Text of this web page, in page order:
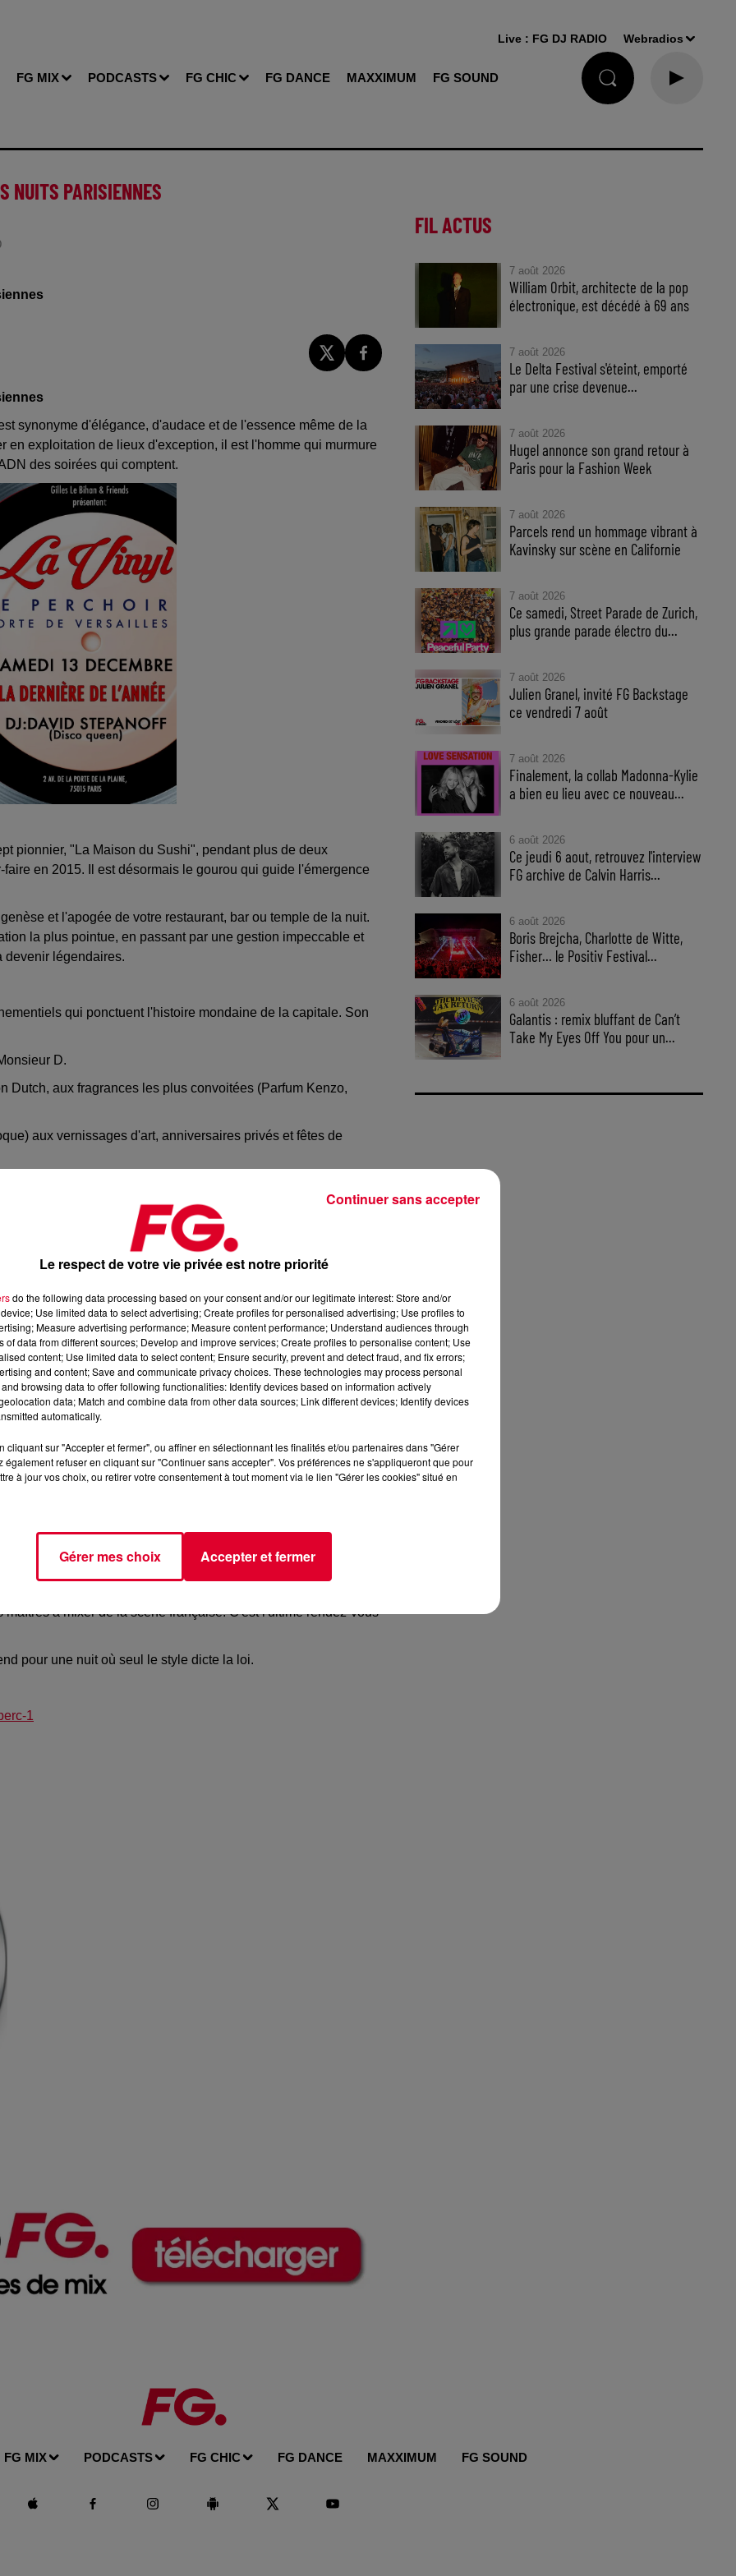
FG MIX PODCASTS FG CHIC FG DANCE MAXXIMUM FG SOUND
Live : FG DJ RADIO Webradios
NUITS PARISIENNES
synonyme d'élégance, d'audace et de l'essence même de la
exploitation de lieux d'exception, il est l'homme qui murmure
des soirées qui comptent.
pionnier, "La Maison du Sushi", pendant plus de deux
en 2015. Il est désormais le gourou qui guide l'émergence
et l'apogée de votre restaurant, bar ou temple de la nuit.
la plus pointue, en passant par une gestion impeccable et
devenir légendaires.
qui ponctuent l'histoire mondaine de la capitale. Son
D.
Dutch, aux fragrances les plus convoitées (Parfum Kenzo,
aux vernissages d'art, anniversaires privés et fêtes de
artistique des mythiques Bains Douches et du Niel
et a conceptualisé l'irrésistible Loulou Bar.
en 2015, deviendrait le ciment des restaurants festifs
parisien des 40 ans et plus chaque mercredi ou jeudi.
les lieux les plus tendance : Les Bains, Monsieur Bleu,
et les adresses éphémères les plus courues comme le Mona
d'esprit, le pouls battant de la nuit parisienne sophistiquée.
des concepts qui deviennent des références dans la
Il est l'homme qui, sollicité par un client pour créer une soirée
il continue d'officier dans les plus grands lieux, leur
Il est, sans conteste, le curateur des plus belles nuits de Paris.
soirée en compagnie de celui qui est bien plus qu'un DJ :
2025 : la dernière édition VINYL de l'année. Une symphonie
à mixer de la scène française. C'est l'ultime rendez-vous
pour une nuit où seul le style dicte la loi.
1
FIL ACTUS
7 août 2026
William Orbit, architecte de la pop
électronique, est décédé à 69 ans
7 août 2026
Le Delta Festival s'éteint, emporté
par une crise devenue...
7 août 2026
Hugel annonce son grand retour à
Paris pour la Fashion Week
7 août 2026
Parcels rend un hommage vibrant à
Kavinsky sur scène en Californie
7 août 2026
Ce samedi, Street Parade de Zurich,
plus grande parade électro du...
7 août 2026
Julien Granel, invité FG Backstage
ce vendredi 7 août
7 août 2026
Finalement, la collab Madonna-Kylie
a bien eu lieu avec ce nouveau...
6 août 2026
Ce jeudi 6 aout, retrouvez l'interview
FG archive de Calvin Harris...
6 août 2026
Boris Brejcha, Charlotte de Witte,
Fisher… le Positiv Festival...
6 août 2026
Galantis : remix bluffant de Can’t
Take My Eyes Off You pour un...
FG MIX PODCASTS FG CHIC FG DANCE MAXXIMUM FG SOUND
Le respect de votre vie privée est notre priorité
do the following data processing based on your consent and/or our legitimate interest: Store and/or
Use limited data to select advertising; Create profiles for personalised advertising; Use profiles to
Measure advertising performance; Measure content performance; Understand audiences through
of data from different sources; Develop and improve services; Create profiles to personalise content; Use
content; Use limited data to select content; Ensure security, prevent and detect fraud, and fix errors;
and content; Save and communicate privacy choices. These technologies may process personal
browsing data to offer following functionalities: Identify devices based on information actively
data; Match and combine data from other data sources; Link different devices; Identify devices
automatically.
cliquant sur "Accepter et fermer", ou affiner en sélectionnant les finalités et/ou partenaires dans "Gérer
également refuser en cliquant sur "Continuer sans accepter". Vos préférences ne s'appliqueront que pour
à jour vos choix, ou retirer votre consentement à tout moment via le lien "Gérer les cookies" situé en
Gérer mes choix Accepter et fermer
Continuer sans accepter